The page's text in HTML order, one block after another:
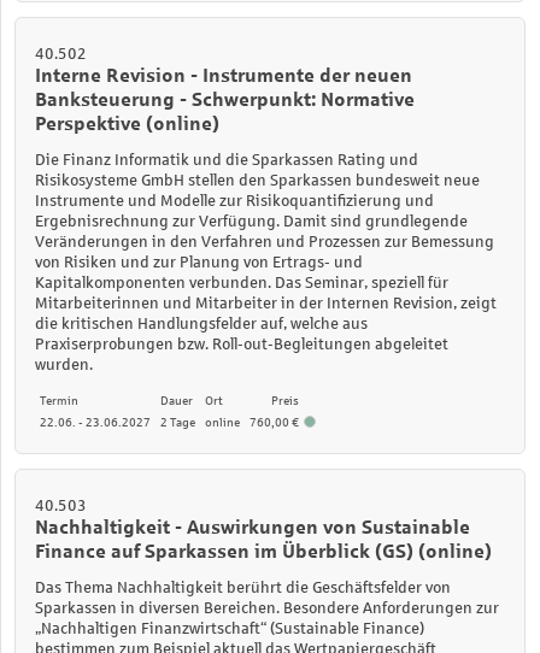
40.502
Interne Revision - Instrumente der neuen
Banksteuerung - Schwerpunkt: Normative
Perspektive (online)
Die Finanz Informatik und die Sparkassen Rating und
Risikosysteme GmbH stellen den Sparkassen bundesweit neue
Instrumente und Modelle zur Risikoquantifizierung und
Ergebnisrechnung zur Verfügung. Damit sind grundlegende
Veränderungen in den Verfahren und Prozessen zur Bemessung
von Risiken und zur Planung von Ertrags- und
Kapitalkomponenten verbunden. Das Seminar, speziell für
Mitarbeiterinnen und Mitarbeiter in der Internen Revision, zeigt
die kritischen Handlungsfelder auf, welche aus
Praxiserprobungen bzw. Roll-out-Begleitungen abgeleitet
wurden.
Termin Dauer Ort
Preis
22.06. - 23.06.2027
2 Tage online 760,00 €
40.503
Nachhaltigkeit - Auswirkungen von Sustainable
Finance auf Sparkassen im Überblick (GS) (online)
Das Thema Nachhaltigkeit berührt die Geschäftsfelder von
Sparkassen in diversen Bereichen. Besondere Anforderungen zur
„Nachhaltigen Finanzwirtschaft“ (Sustainable Finance)
bestimmen zum Beispiel aktuell das Wertpapiergeschäft